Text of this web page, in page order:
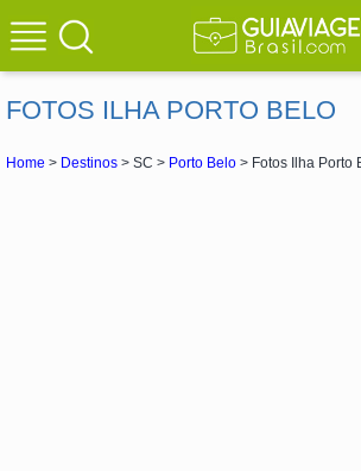
FOTOS ILHA PORTO BELO
Home > Destinos > SC > Porto Belo > Fotos Ilha Porto